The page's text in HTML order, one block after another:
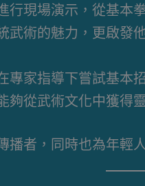
現場演示，從基本
術的魅力，更啟發
專家指導下嘗試基
從武術文化中獲得
者，同時也為年輕